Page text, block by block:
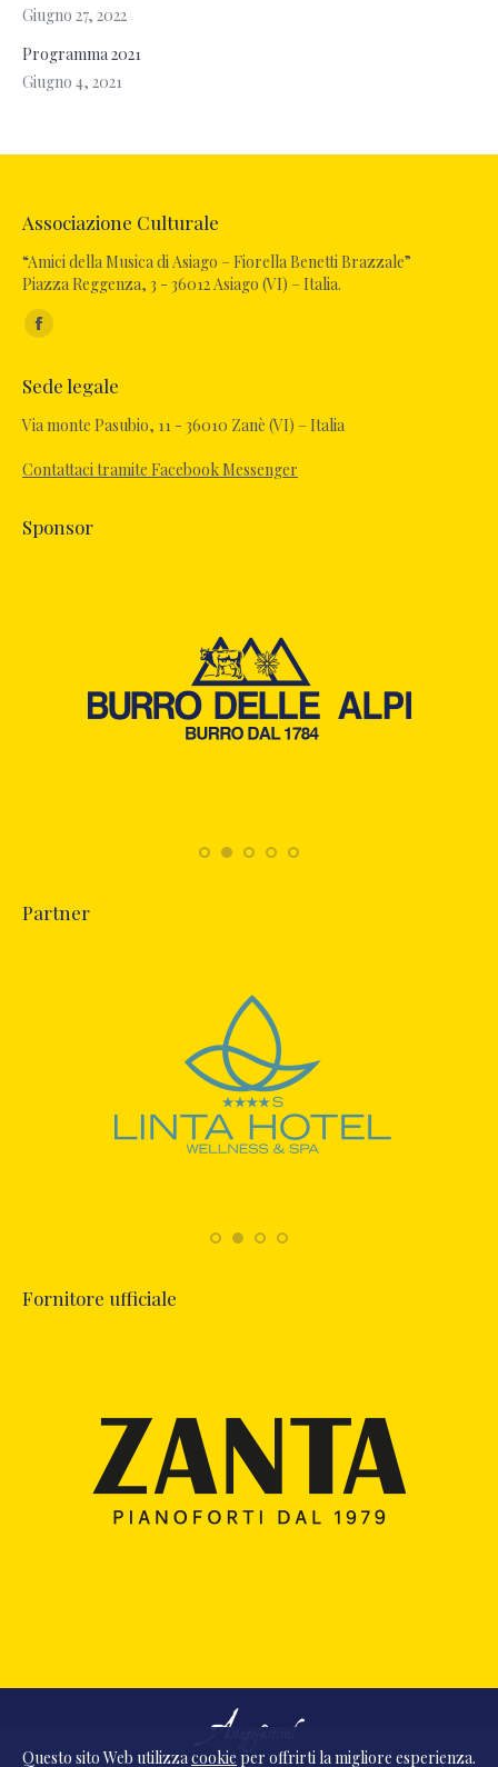
Giugno 27, 2022
Programma 2021
Giugno 4, 2021
Associazione Culturale
“Amici della Musica di Asiago – Fiorella Benetti Brazzale”
Piazza Reggenza, 3 - 36012 Asiago (VI) – Italia.
Ci puoi trovare su:
Facebook
opens
in
window
Sede legale
Via monte Pasubio, 11 - 36010 Zanè (VI) – Italia
Contattaci tramite Facebook Messenger
Sponsor
Partner
Fornitore ufficiale
Questo sito Web utilizzacookie per offrirti la migliore esperienza.